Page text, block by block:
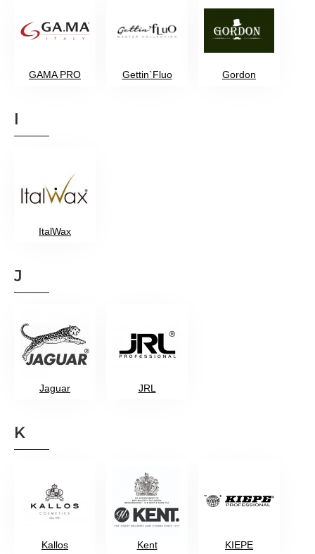
GAMA PRO Gettin`Fluo Gordon
I
ItalWax
J
Jaguar JRL
K
Kallos Kent KIEPE